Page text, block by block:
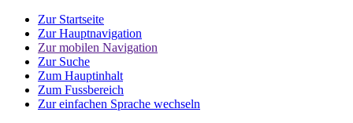
Zur Startseite
Zur Hauptnavigation
Zur mobilen Navigation
Zur Suche
Zum Hauptinhalt
Zum Fussbereich
Zur einfachen Sprache wechseln